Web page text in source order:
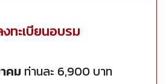
ทะเบียนอบรม
คมท่านละ 6,900 บาท